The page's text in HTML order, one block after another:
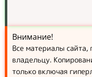
Внимание!
Все материалы
владельцу.
только включая